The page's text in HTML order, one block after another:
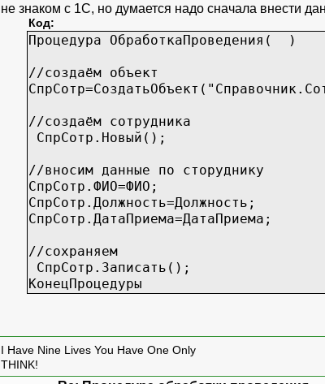
не знаком с 1С, но думается надо сначала внести
Код:
Процедура ОбработкаПроведения( )
//создаём объект
//создаём сотрудника
СпрСотр.Новый();
//вносим данные по сторуднику
СпрСотр.ФИО=ФИО;
СпрСотр.Должность=Должность;
СпрСотр.ДатаПриема=ДатаПриема;
//сохраняем
СпрСотр.Записать();
КонецПроцедуры
I Have Nine Lives You Have One Only
THINK!